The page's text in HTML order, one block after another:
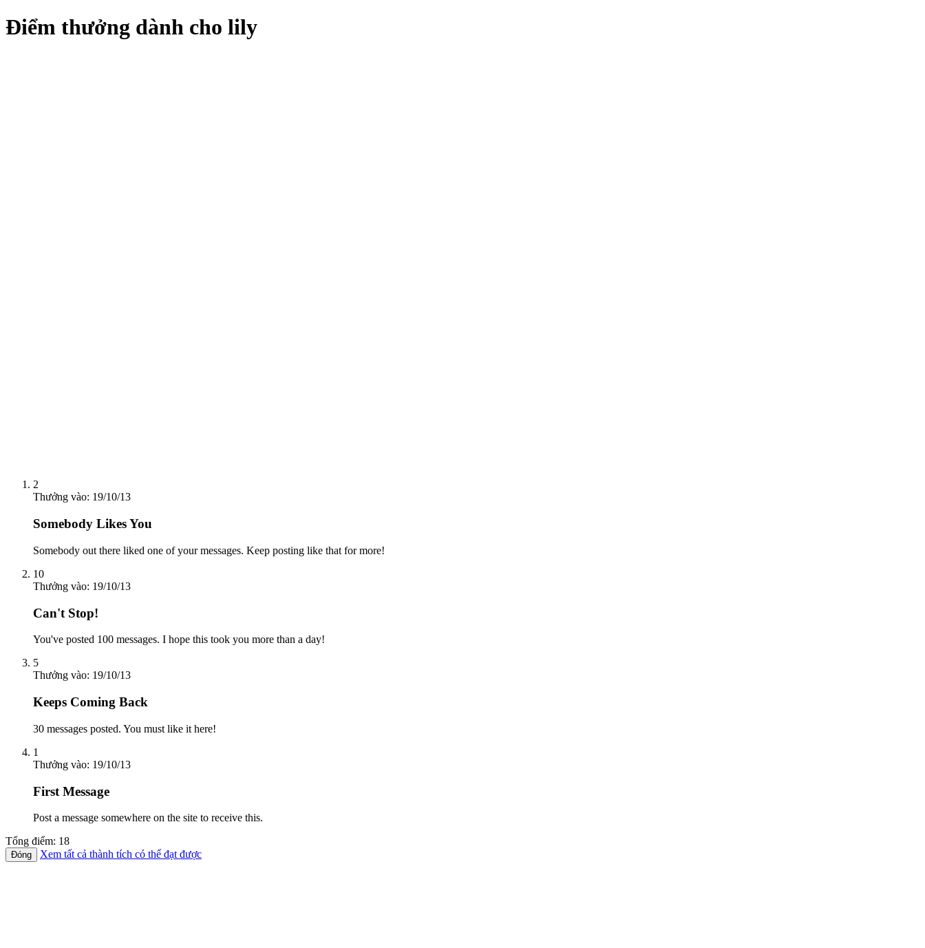
Điểm thưởng dành cho lily
2
Thưởng vào: 19/10/13
Somebody Likes You
Somebody out there liked one of your messages. Keep posting like that for more!
10
Thưởng vào: 19/10/13
Can't Stop!
You've posted 100 messages. I hope this took you more than a day!
5
Thưởng vào: 19/10/13
Keeps Coming Back
30 messages posted. You must like it here!
1
Thưởng vào: 19/10/13
First Message
Post a message somewhere on the site to receive this.
Tổng điểm: 18
Xem tất cả thành tích có thể đạt được